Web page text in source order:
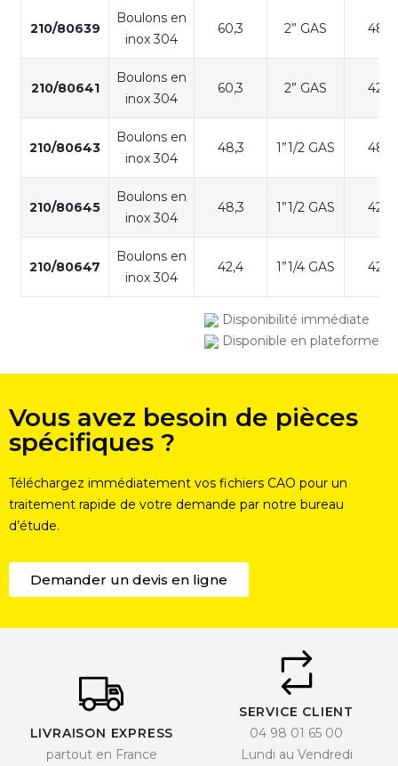
210/80639
Boulons en
inox 304
60,3 2” GAS 48,3
210/80641
Boulons en
inox 304
60,3 2” GAS 42,4
210/80643
Boulons en
inox 304
48,3 1”1/2 GAS 48,3
210/80645
Boulons en
inox 304
48,3 1”1/2 GAS 42,4
210/80647
Boulons en
inox 304
42,4 1”1/4 GAS 42,4
Disponibilité immédiate
Disponible en plateforme
Vous avez besoin de pièces
spécifiques ?
Téléchargez immédiatement vos fichiers CAO pour un
traitement rapide de votre demande par notre bureau
d’étude.
Demander un devis en ligne
LIVRAISON EXPRESS
partout en France
SERVICE CLIENT
04 98 01 65 00
Lundi au Vendredi